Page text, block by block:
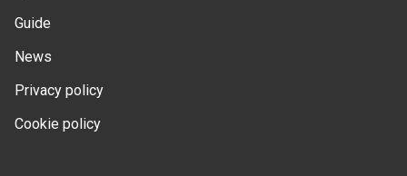
Guide
News
Privacy policy
Cookie policy